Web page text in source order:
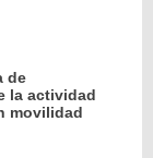
de
la actividad
movilidad